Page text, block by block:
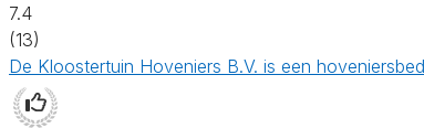
7.4
(13)
De Kloostertuin Hoveniers B.V. is een